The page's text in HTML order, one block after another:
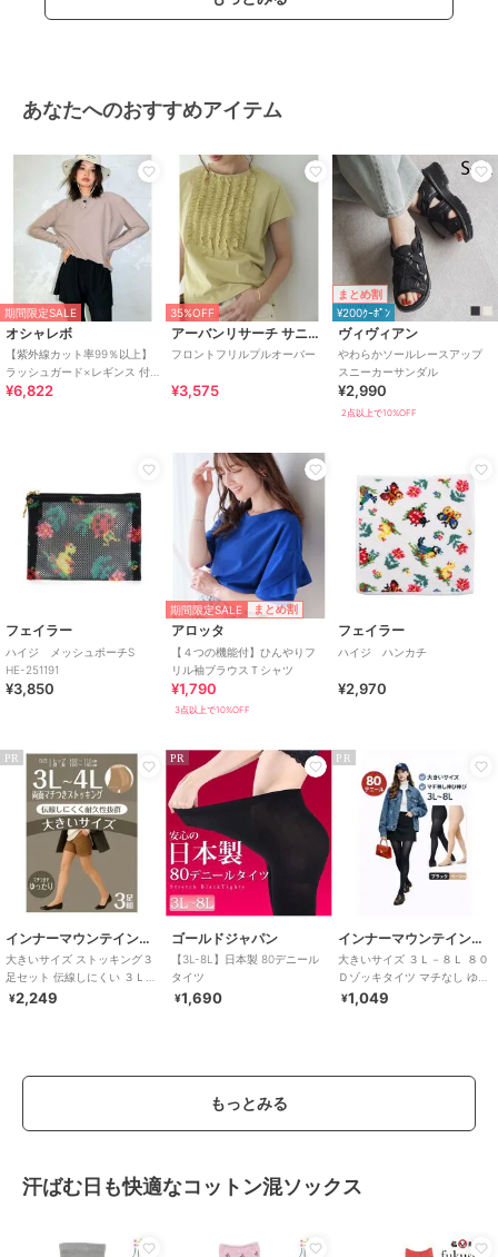
あなたへのおすすめアイテム
期間限定SALE
オシャレボ
【紫外線カット率99％以上】
ラッシュガード×レギンス 付
き タンキニ
¥6,822
35%OFF
アーバンリサーチ サニーレーベル
フロントフリルプルオーバー
¥3,575
まとめ割
¥200ｸｰﾎﾟﾝ
ヴィヴィアン
やわらかソールレースアップ
スニーカーサンダル
¥2,990
2点以上で10%OFF
フェイラー
ハイジ メッシュポーチS
HE-251191
¥3,850
期間限定SALE まとめ割
アロッタ
【４つの機能付】ひんやりフ
リル袖ブラウスＴシャツ
¥1,790
3点以上で10%OFF
フェイラー
ハイジ ハンカチ
¥2,970
PR
インナーマウンテイン９９
大きいサイズ ストッキング３
足セット 伝線しにくい ３Ｌ－
４Ｌ 両面マチ付き ゆったり ず
¥2,249
PR
ゴールドジャパン
【3L-8L】日本製 80デニール
タイツ
¥1,690
PR
インナーマウンテイン９９
大きいサイズ ３Ｌ－８Ｌ ８０
Ｄゾッキタイツ マチなし ゆっ
たり のびのび ブラック ベージ
¥1,049
もっとみる
汗ばむ日も快適なコットン混ソックス